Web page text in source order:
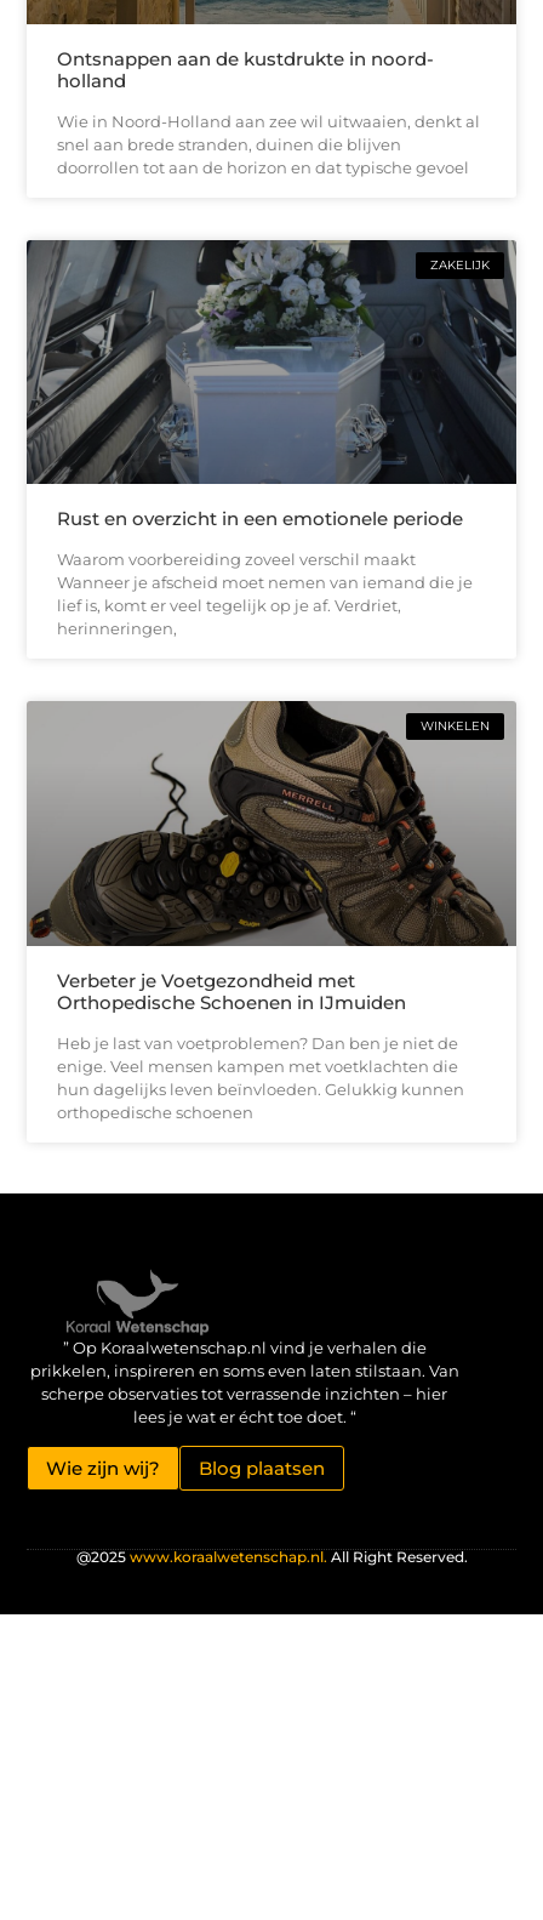
Ontsnappen aan de kustdrukte in noord-
holland
Wie in Noord-Holland aan zee wil uitwaaien, denkt al
snel aan brede stranden, duinen die blijven
doorrollen tot aan de horizon en dat typische gevoel
ZAKELIJK
Rust en overzicht in een emotionele periode
Waarom voorbereiding zoveel verschil maakt
Wanneer je afscheid moet nemen van iemand die je
lief is, komt er veel tegelijk op je af. Verdriet,
herinneringen,
WINKELEN
Verbeter je Voetgezondheid met
Orthopedische Schoenen in IJmuiden
Heb je last van voetproblemen? Dan ben je niet de
enige. Veel mensen kampen met voetklachten die
hun dagelijks leven beïnvloeden. Gelukkig kunnen
orthopedische schoenen
” Op Koraalwetenschap.nl vind je verhalen die
prikkelen, inspireren en soms even laten stilstaan. Van
scherpe observaties tot verrassende inzichten – hier
lees je wat er écht toe doet. “
Wie zijn wij? Blog plaatsen
@2025 www.koraalwetenschap.nl. All Right Reserved.